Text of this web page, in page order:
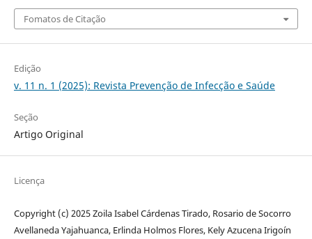
Fomatos de Citação
Edição
v. 11 n. 1 (2025): Revista Prevenção de Infecção e Saúde
Seção
Artigo Original
Licença
Copyright (c) 2025 Zoila Isabel Cárdenas Tirado, Rosario de Socorro
Avellaneda Yajahuanca, Erlinda Holmos Flores, Kely Azucena Irigoín